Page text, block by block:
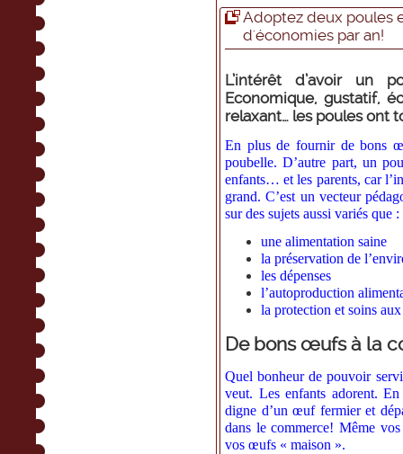
Adoptez deux poules
d'économies par an!
L’intérêt d’avoir un
Economique, gustatif,
relaxant… les poules ont
En plus de fournir de bons
poubelle. D’autre part, un
enfants… et les parents, car
grand. C’est un vecteur
sur des sujets aussi variés que :
une alimentation saine
la préservation de
les dépenses
l’autoproduction
la protection et soins
De bons œufs à la
Quel bonheur de pouvoir
veut. Les enfants adorent.
digne d’un œuf fermier et
dans le commerce! Même
vos œufs « maison ».